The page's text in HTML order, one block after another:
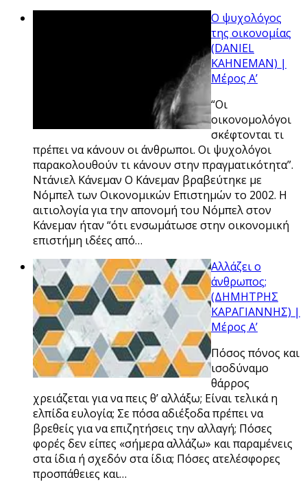
Ο ψυχολόγος
της οικονομίας
(DANIEL
KAHNEMAN) |
Μέρος Α’
“Οι
οικονομολόγοι
σκέφτονται τι
πρέπει να κάνουν οι άνθρωποι. Οι ψυχολόγοι
παρακολουθούν τι κάνουν στην πραγματικότητα”.
Ντάνιελ Κάνεμαν Ο Κάνεμαν βραβεύτηκε με
Νόμπελ των Οικονομικών Επιστημών το 2002. Η
αιτιολογία για την απονομή του Νόμπελ στον
Κάνεμαν ήταν “ότι ενσωμάτωσε στην οικονομική
επιστήμη ιδέες από…
Αλλάζει ο
άνθρωπος;
(ΔΗΜΗΤΡΗΣ
ΚΑΡΑΓΙΑΝΝΗΣ) |
Μέρος Α’
Πόσος πόνος και
ισοδύναμο
θάρρος
χρειάζεται για να πεις θ’ αλλάξω; Είναι τελικά η
ελπίδα ευλογία; Σε πόσα αδιέξοδα πρέπει να
βρεθείς για να επιζητήσεις την αλλαγή; Πόσες
φορές δεν είπες «σήμερα αλλάζω» και παραμένεις
στα ίδια ή σχεδόν στα ίδια; Πόσες ατελέσφορες
προσπάθειες και…